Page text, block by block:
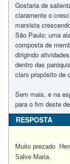
Gostaria de
claramente o
marxista
São Paulo; uma
composta de
dirigindo
dentro das
claro propósito de
Sem mais, e na
para o fim deste
RESPOSTA
Muito prezado
Salve Maria.